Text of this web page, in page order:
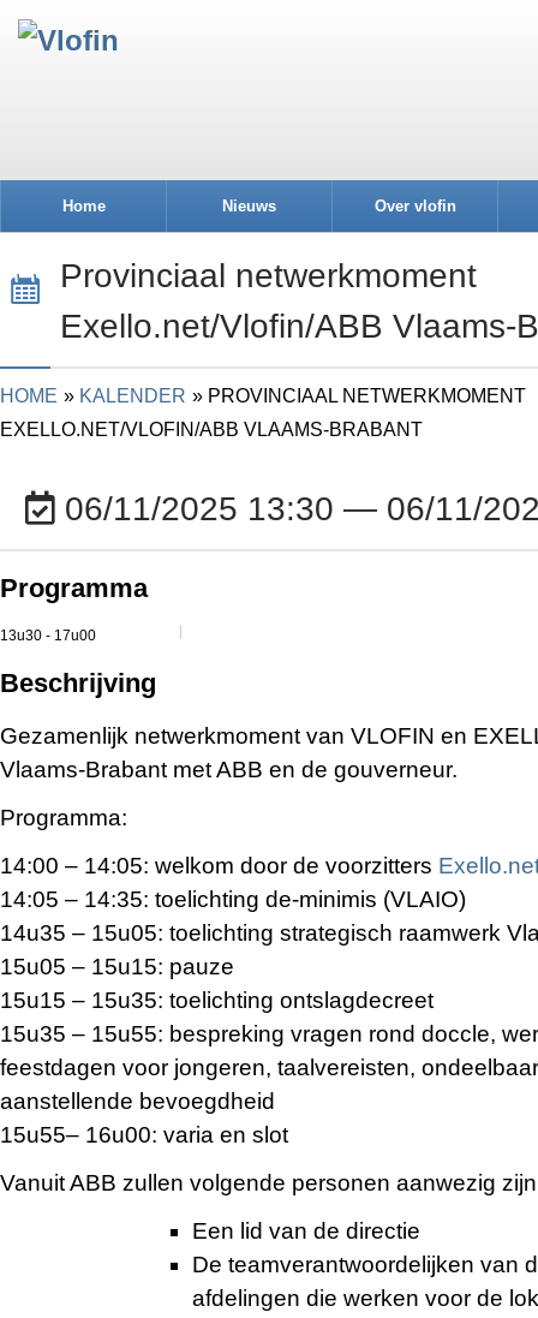
Home Nieuws Over vlofin
Provinciaal netwerkmoment
Exello.net/Vlofin/ABB Vlaams-
HOME KALENDER
PROVINCIAAL NETWERKMOMENT
EXELLO.NET/VLOFIN/ABB VLAAMS-BRABANT
06/11/2025 13:30 — 06/11/
Programma
13u30 - 17u00
Beschrijving
Gezamenlijk netwerkmoment van VLOFIN en
Vlaams-Brabant met ABB en de gouverneur.
Programma:
14:00 – 14:05: welkom door de voorzitters
14:05 – 14:35: toelichting de-minimis (VLAIO)
14u35 – 15u05: toelichting strategisch raamwerk
15u05 – 15u15: pauze
15u15 – 15u35: toelichting ontslagdecreet
15u35 – 15u55: bespreking vragen rond doccle,
feestdagen voor jongeren, taalvereisten,
aanstellende bevoegdheid
15u55– 16u00: varia en slot
Vanuit ABB zullen volgende personen aanwezig
Een lid van de directie
De teamverantwoordelijken van
afdelingen die werken voor de